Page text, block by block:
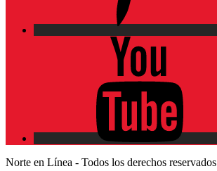
Norte en Línea - Todos los derechos reservados